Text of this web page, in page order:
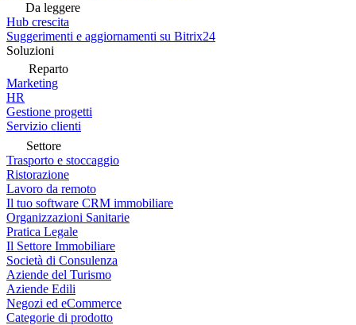
Da leggere
Hub crescita
Suggerimenti e aggiornamenti su Bitrix24
Soluzioni
Reparto
Marketing
HR
Gestione progetti
Servizio clienti
Settore
Trasporto e stoccaggio
Ristorazione
Lavoro da remoto
Il tuo software CRM immobiliare
Organizzazioni Sanitarie
Pratica Legale
Il Settore Immobiliare
Società di Consulenza
Aziende del Turismo
Aziende Edili
Negozi ed eCommerce
Categorie di prodotto